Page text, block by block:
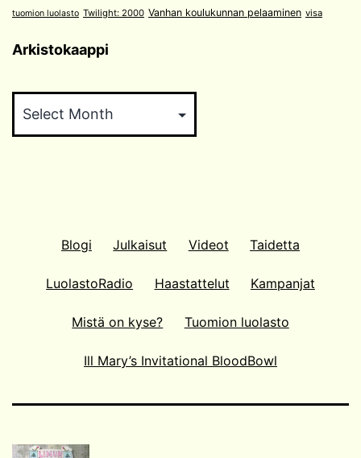
tuomion luolasto Twilight: 2000 Vanhan koulukunnan pelaaminen visa
Arkistokaappi
Blogi Julkaisut Videot Taidetta
LuolastoRadio Haastattelut Kampanjat
Mistä on kyse? Tuomion luolasto
Ill Mary’s Invitational BloodBowl